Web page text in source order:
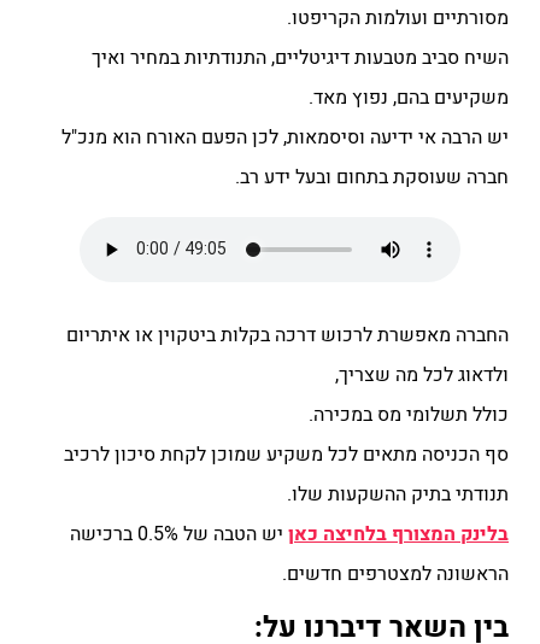
מסורתיים ועולמות הקריפטו.
השיח סביב מטבעות דיגיטליים, התנודתיות במחיר ואיך
משקיעים בהם, נפוץ מאד.
יש הרבה אי ידיעה וסיסמאות, לכן הפעם האורח הוא מנכ"ל
חברה שעוסקת בתחום ובעל ידע רב.
החברה מאפשרת לרכוש דרכה בקלות ביטקוין או איתריום
ולדאוג לכל מה שצריך,
כולל תשלומי מס במכירה.
סף הכניסה מתאים לכל משקיע שמוכן לקחת סיכון לרכיב
תנודתי בתיק ההשקעות שלו.
בלינק המצורף בלחיצה כאן
יש הטבה של 0.5% ברכישה
הראשונה למצטרפים חדשים.
בין השאר דיברנו על: